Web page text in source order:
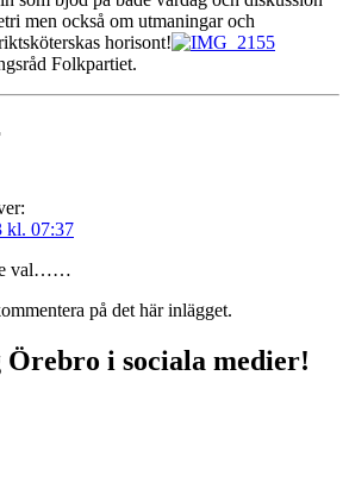
men också om utmaningar och
horisont!
Folkpartiet.
kl. 07:37
val……
på det här inlägget.
i sociala medier!